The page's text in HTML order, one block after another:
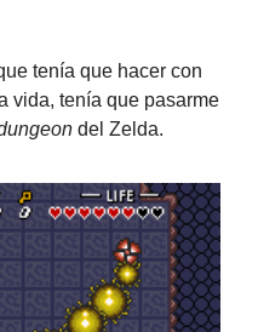
tenía que hacer con
vida, tenía que pasarme
del Zelda.